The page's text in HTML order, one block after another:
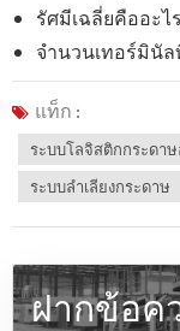
รัศมีเฉลี่ยคืออะไ
จำนวนเทอร์มินั
แท็ก :
ระบบโลจิสติกกระดา
ระบบลำเลียงกระดาษ
ฝากข้อค